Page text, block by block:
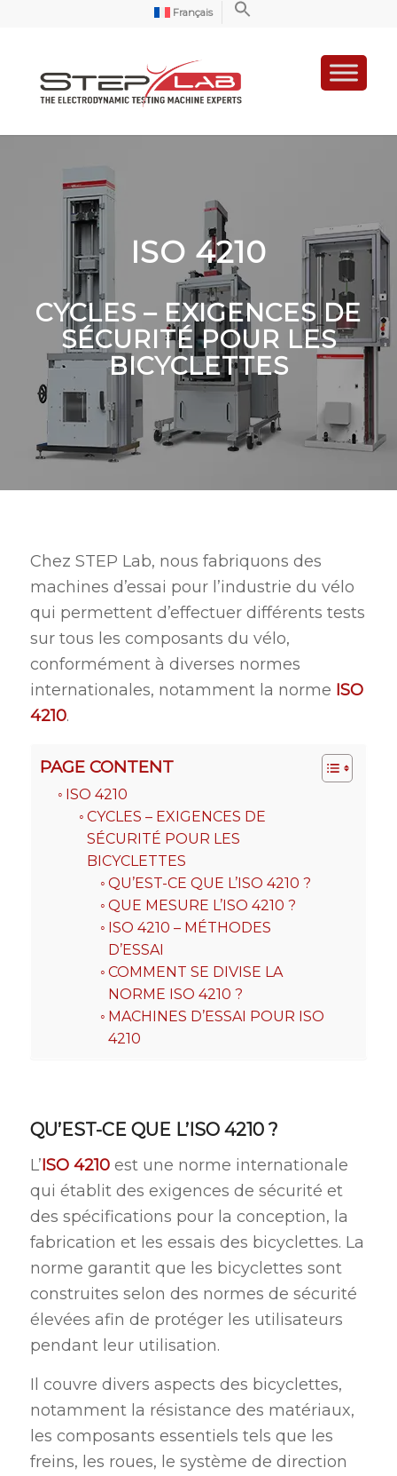
Français
ISO 4210
CYCLES – EXIGENCES DE
SÉCURITÉ POUR LES
BICYCLETTES
Chez STEP Lab, nous fabriquons des
machines d’essai pour l’industrie du vélo
qui permettent d’effectuer différents tests
sur tous les composants du vélo,
conformément à diverses normes
internationales, notamment la norme ISO
4210.
PAGE CONTENT
ISO 4210
CYCLES – EXIGENCES DE
SÉCURITÉ POUR LES
BICYCLETTES
QU’EST-CE QUE L’ISO 4210 ?
QUE MESURE L’ISO 4210 ?
ISO 4210 – MÉTHODES
D’ESSAI
COMMENT SE DIVISE LA
NORME ISO 4210 ?
MACHINES D’ESSAI POUR ISO
4210
QU’EST-CE QUE L’ISO 4210 ?
L’ISO 4210est une norme internationale
qui établit des exigences de sécurité et
des spécifications pour la conception, la
fabrication et les essais des bicyclettes. La
norme garantit que les bicyclettes sont
construites selon des normes de sécurité
élevées afin de protéger les utilisateurs
pendant leur utilisation.
Il couvre divers aspects des bicyclettes,
notamment la résistance des matériaux,
les composants essentiels tels que les
freins, les roues, le système de direction